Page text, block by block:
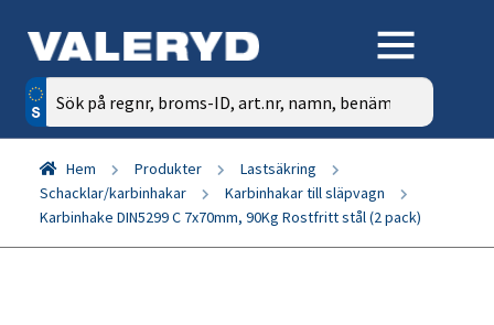
Sök
efter:
Hem Produkter
Lastsäkring
Schacklar/karbinhakar
Karbinhakar till släpvagn
Karbinhake DIN5299 C 7x70mm, 90Kg Rostfritt stål (2 pack)